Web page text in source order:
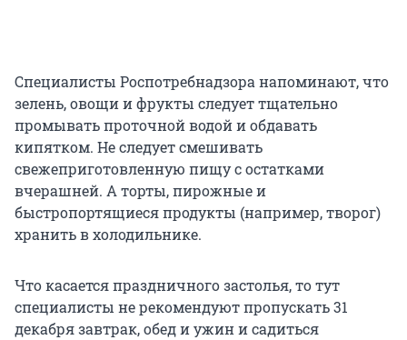
Специалисты Роспотребнадзора напоминают, что
зелень, овощи и фрукты следует тщательно
промывать проточной водой и обдавать
кипятком. Не следует смешивать
свежеприготовленную пищу с остатками
вчерашней. А торты, пирожные и
быстропортящиеся продукты (например, творог)
хранить в холодильнике.
Что касается праздничного застолья, то тут
специалисты не рекомендуют пропускать 31
декабря завтрак, обед и ужин и садиться